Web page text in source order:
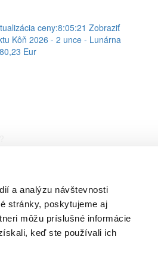
a analýzu návštevnosti
stránky, poskytujeme aj
môžu príslušné informácie
keď ste používali ich
ceny:8:05:21 Zobraziť
Kôň 2026 - 2 unce - Lunárna
Eur
8
08